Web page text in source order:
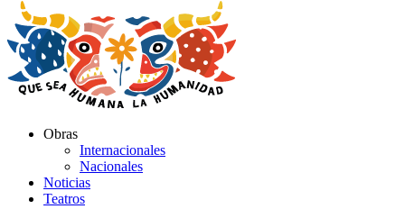
Obras
Internacionales
Nacionales
Noticias
Teatros